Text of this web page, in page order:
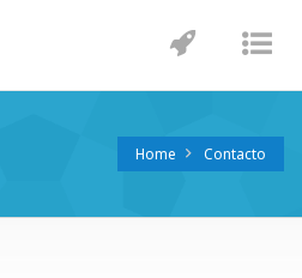
Home Contacto